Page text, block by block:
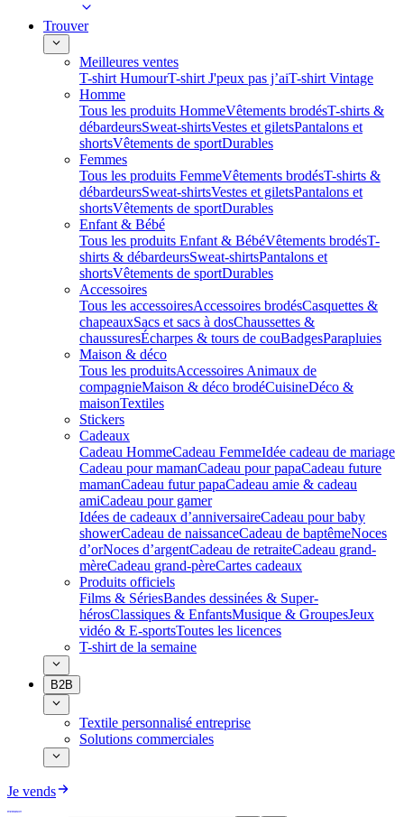
Trouver
Meilleures ventes
T-shirt HumourT-shirt J'peux pas j’aiT-shirt Vintage
Homme
Tous les produits HommeVêtements brodésT-shirts &
débardeursSweat-shirtsVestes et giletsPantalons et
shortsVêtements de sportDurables
Femmes
Tous les produits FemmeVêtements brodésT-shirts &
débardeursSweat-shirtsVestes et giletsPantalons et
shortsVêtements de sportDurables
Enfant & Bébé
Tous les produits Enfant & BébéVêtements brodésT-
shirts & débardeursSweat-shirtsPantalons et
shortsVêtements de sportDurables
Accessoires
Tous les accessoiresAccessoires brodésCasquettes &
chapeauxSacs et sacs à dosChaussettes &
chaussuresÉcharpes & tours de couBadgesParapluies
Maison & déco
Tous les produitsAccessoires Animaux de
compagnieMaison & déco brodéCuisineDéco &
maisonTextiles
Stickers
Cadeaux
Cadeau HommeCadeau FemmeIdée cadeau de mariage​
Cadeau pour mamanCadeau pour papaCadeau future
mamanCadeau futur papaCadeau amie & cadeau
amiCadeau pour gamer
Idées de cadeaux d’anniversaireCadeau pour baby
showerCadeau de naissanceCadeau de baptêmeNoces
d’orNoces d’argentCadeau de retraiteCadeau grand-
mèreCadeau grand-pèreCartes cadeaux
Produits officiels
Films & SériesBandes dessinées & Super-
hérosClassiques & EnfantsMusique & GroupesJeux
vidéo & E-sportsToutes les licences
T-shirt de la semaine
B2B
Textile personnalisé entreprise
Solutions commerciales
Je vends